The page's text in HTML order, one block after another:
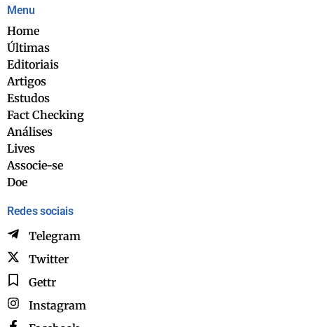
Menu
Home
Últimas
Editoriais
Artigos
Estudos
Fact Checking
Análises
Lives
Associe-se
Doe
Redes sociais
Telegram
Twitter
Gettr
Instagram